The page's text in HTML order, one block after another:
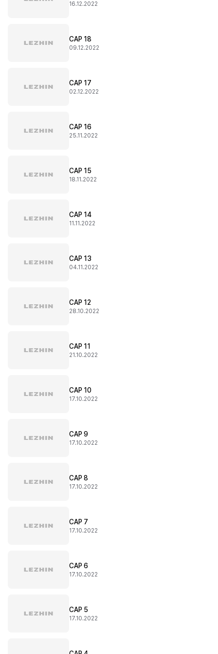
16.12.2022
CAP 18
09.12.2022
CAP 17
02.12.2022
CAP 16
25.11.2022
CAP 15
18.11.2022
CAP 14
11.11.2022
CAP 13
04.11.2022
CAP 12
28.10.2022
CAP 11
21.10.2022
CAP 10
17.10.2022
CAP 9
17.10.2022
CAP 8
17.10.2022
CAP 7
17.10.2022
CAP 6
17.10.2022
CAP 5
17.10.2022